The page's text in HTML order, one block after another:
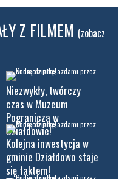
Z FILMEM (zobacz
Niezwykły, twórczy
czas w Muzeum
Pogranicza w
Działdowie!
Kolejna inwestycja w
gminie Działdowo staje
się faktem!